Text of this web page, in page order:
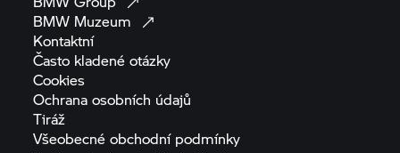
BMW Muzeum
Kontaktní
Často kladenéotázky
Cookies
Ochrana osobních údajů
Tiráž
Všeobecné obchodní podmínky